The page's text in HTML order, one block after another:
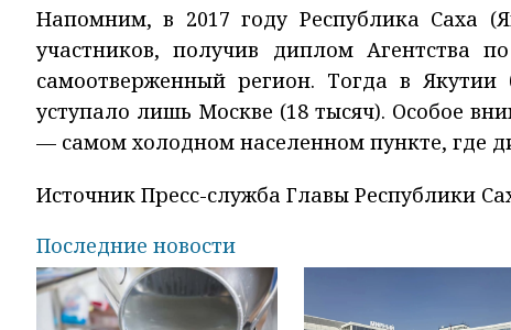
Напомним, в 2017 году Республика Саха
участников, получив диплом Агентства
самоотверженный регион. Тогда в
уступало лишь Москве (18 тысяч). Особое
— самом холодном населенном пункте, где
Источник Пресс-служба Главы Республики
Последние новости